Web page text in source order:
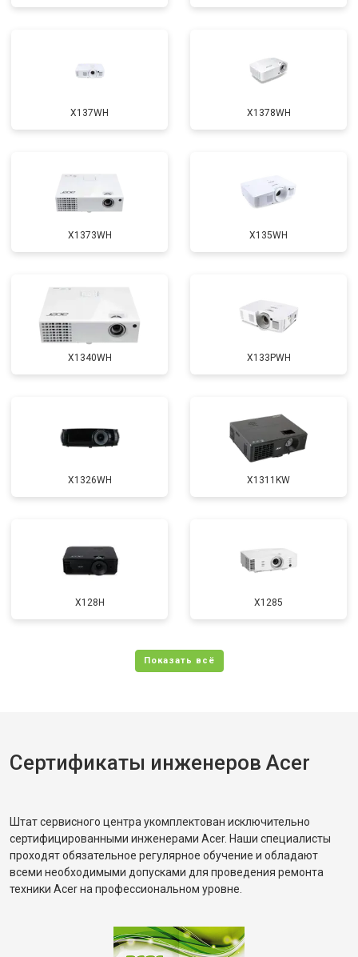
X137WH X1378WH
X1373WH X135WH
X1340WH X133PWH
X1326WH X1311KW
X128H X1285
Сертификаты инженеров Acer
Штат сервисного центра укомплектован исключительно
сертифицированными инженерами Acer. Наши специалисты
проходят обязательное регулярное обучение и обладают
всеми необходимыми допусками для проведения ремонта
техники Acer на профессиональном уровне.